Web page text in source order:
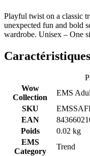
Playful twist on a classic
unexpected fun and bold
wardrobe. Unisex – One
Caractéristiques
Wow
Collection
EMS
SKU
EAN
Poids
0.02 kg
EMS
Category
Trend